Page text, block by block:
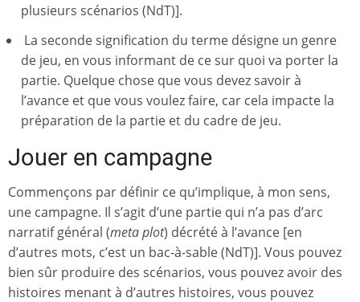
plusieurs scénarios (NdT)].
La seconde signification du terme désigne un genre
de jeu, en vous informant de ce sur quoi va porter la
partie. Quelque chose que vous devez savoir à
l’avance et que vous voulez faire, car cela impacte la
préparation de la partie et du cadre de jeu.
Jouer en campagne
Commençons par définir ce qu’implique, à mon sens,
une campagne. Il s’agit d’une partie qui n’a pas d’arc
narratif général (meta plot) décrété à l’avance [en
d’autres mots, c’est un bac-à-sable (NdT)]. Vous pouvez
bien sûr produire des scénarios, vous pouvez avoir des
histoires menant à d’autres histoires, vous pouvez